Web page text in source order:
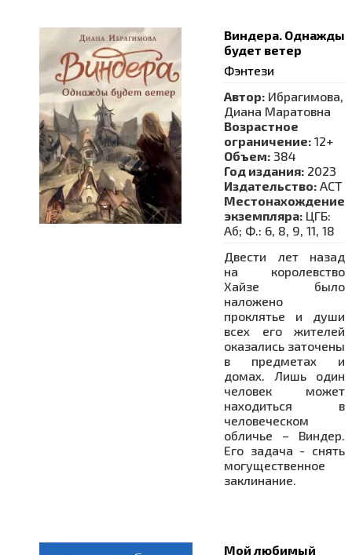
Виндера. Однажды
будет ветер
Фэнтези
Автор: Ибрагимова,
Диана Маратовна
Возрастное
ограничение: 12+
Объем: 384
Год издания: 2023
Издательство: АСТ
Местонахождение
экземпляра: ЦГБ:
Аб; Ф.: 6, 8, 9, 11, 18
Двести лет назад
на королевство
Хайзе было
наложено
проклятье и души
всех его жителей
оказались заточены
в предметах и
домах. Лишь один
человек может
находиться в
человеческом
обличье – Виндер.
Его задача - снять
могущественное
заклинание.
Мой любимый